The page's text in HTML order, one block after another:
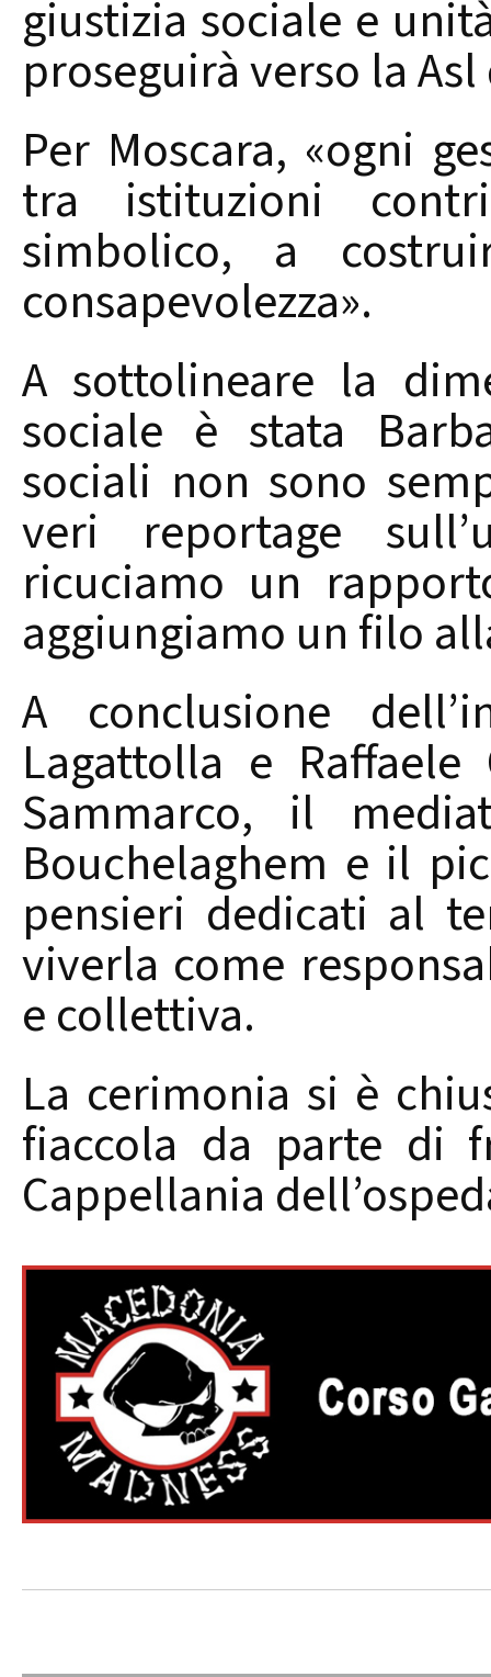
giustizia sociale e
proseguirà verso la Asl
Per Moscara, «ogni
tra istituzioni
simbolico, a
consapevolezza».
A sottolineare la
sociale è stata
sociali non sono
veri reportage
ricuciamo un
aggiungiamo un filo
A conclusione
Lagattolla e
Sammarco, il
Bouchelaghem e il
pensieri dedicati al
viverla come
e collettiva.
La cerimonia si è
fiaccola da parte di
Cappellania